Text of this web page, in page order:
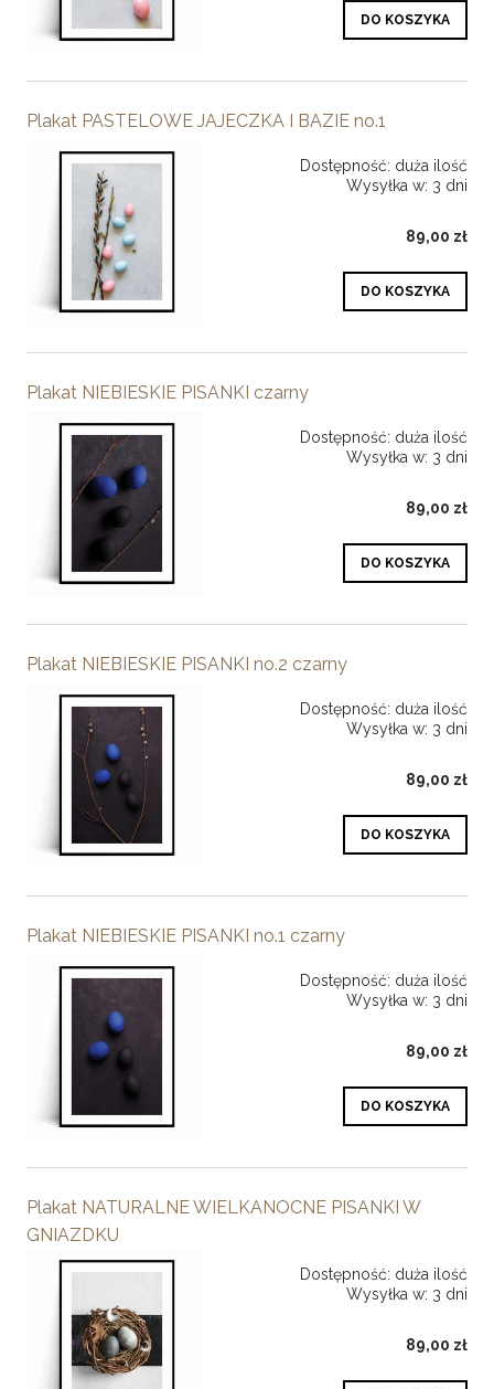
DO KOSZYKA
Plakat PASTELOWE JAJECZKA I BAZIE no.1
Dostępność: duża ilość
Wysyłka w: 3 dni
89,00 zł
DO KOSZYKA
Plakat NIEBIESKIE PISANKI czarny
Dostępność: duża ilość
Wysyłka w: 3 dni
89,00 zł
DO KOSZYKA
Plakat NIEBIESKIE PISANKI no.2 czarny
Dostępność: duża ilość
Wysyłka w: 3 dni
89,00 zł
DO KOSZYKA
Plakat NIEBIESKIE PISANKI no.1 czarny
Dostępność: duża ilość
Wysyłka w: 3 dni
89,00 zł
DO KOSZYKA
Plakat NATURALNE WIELKANOCNE PISANKI W
GNIAZDKU
Dostępność: duża ilość
Wysyłka w: 3 dni
89,00 zł